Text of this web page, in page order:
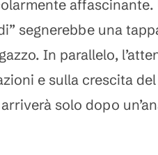
affascinante.
segnerebbe una
In parallelo,
e sulla crescita
solo dopo